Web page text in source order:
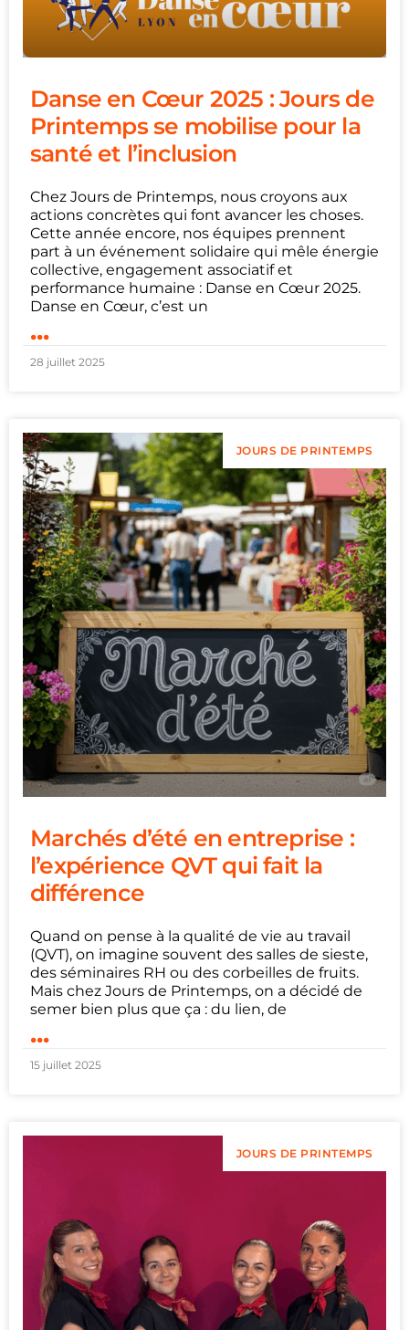
Danse en Cœur 2025 : Jours de
Printemps se mobilise pour la
santé et l’inclusion
Chez Jours de Printemps, nous croyons aux
actions concrètes qui font avancer les choses.
Cette année encore, nos équipes prennent
part à un événement solidaire qui mêle énergie
collective, engagement associatif et
performance humaine : Danse en Cœur 2025.
Danse en Cœur, c’est un
...
28 juillet 2025
JOURS DE PRINTEMPS
Marchés d’été en entreprise :
l’expérience QVT qui fait la
différence
Quand on pense à la qualité de vie au travail
(QVT), on imagine souvent des salles de sieste,
des séminaires RH ou des corbeilles de fruits.
Mais chez Jours de Printemps, on a décidé de
semer bien plus que ça : du lien, de
...
15 juillet 2025
JOURS DE PRINTEMPS